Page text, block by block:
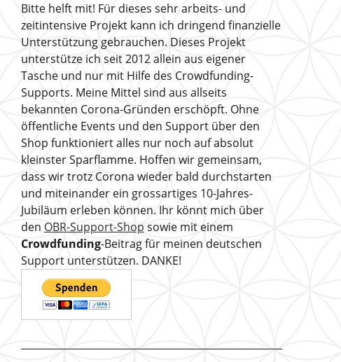
Bitte helft mit! Für dieses sehr arbeits- und
zeitintensive Projekt kann ich dringend finanzielle
Unterstützung gebrauchen. Dieses Projekt
unterstütze ich seit 2012 allein aus eigener
Tasche und nur mit Hilfe des Crowdfunding-
Supports. Meine Mittel sind aus allseits
bekannten Corona-Gründen erschöpft. Ohne
öffentliche Events und den Support über den
Shop funktioniert alles nur noch auf absolut
kleinster Sparflamme. Hoffen wir gemeinsam,
dass wir trotz Corona wieder bald durchstarten
und miteinander ein grossartiges 10-Jahres-
Jubiläum erleben können. Ihr könnt mich über
den OBR-Support-Shop sowie mit einem
Crowdfunding-Beitrag für meinen deutschen
Support unterstützen. DANKE!